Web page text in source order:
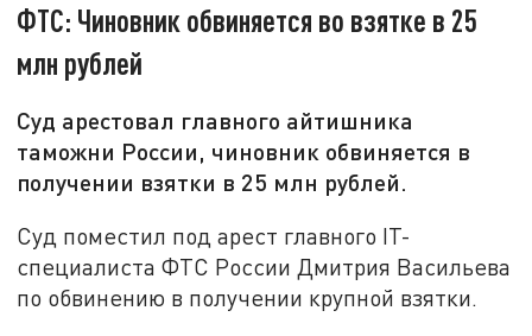
ФТС: Чиновник обвиняется во взятке в 25
млн рублей
Суд арестовал главного айтишника
таможни России, чиновник обвиняется в
получении взятки в 25 млн рублей.
Суд поместил под арест главного IT-
специалиста ФТС России Дмитрия Васильева
по обвинению в получении крупной взятки.